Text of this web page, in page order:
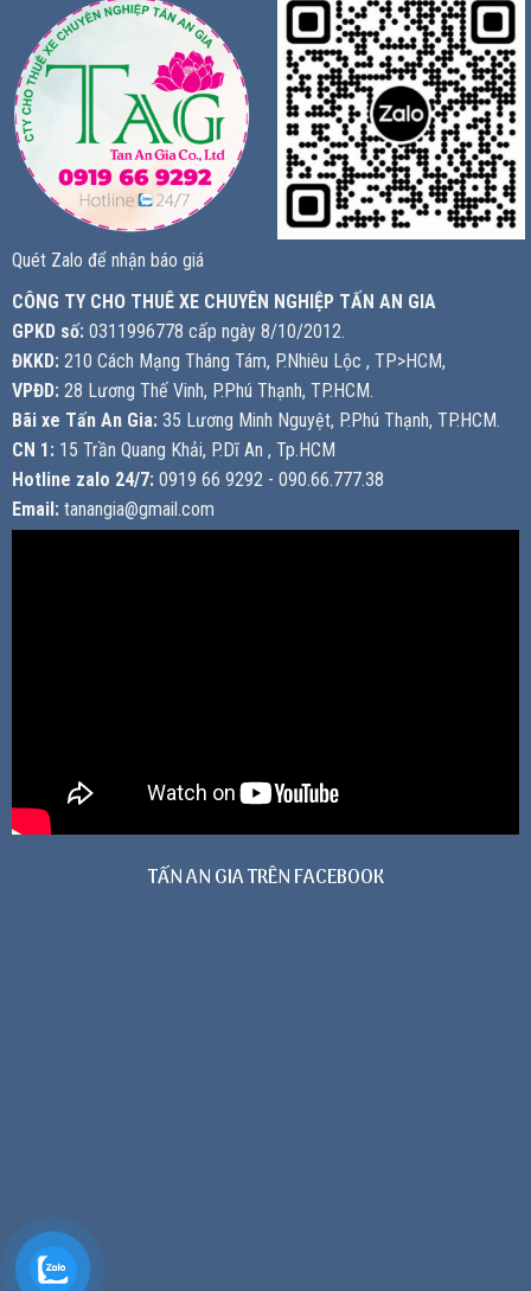
Quét Zalo để nhận báo giá
CÔNG TY CHO THUÊ XE CHUYÊN NGHIỆP TẤN AN GIA
GPKD số: 0311996778 cấp ngày 8/10/2012.
ĐKKD: 210 Cách Mạng Tháng Tám, P.Nhiêu Lộc , TP>HCM,
VPĐD: 28 Lương Thế Vinh, P.Phú Thạnh, TP.HCM.
Bãi xe Tấn An Gia: 35 Lương Minh Nguyệt, P.Phú Thạnh, TP.HCM.
CN 1: 15 Trần Quang Khải, P.Dĩ An , Tp.HCM
Hotline zalo 24/7: 0919 66 9292 - 090.66.777.38
Email: tanangia@gmail.com
TẤN AN GIA TRÊN FACEBOOK